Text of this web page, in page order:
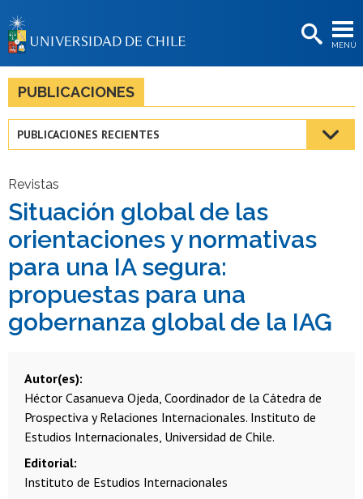
MENÚ
BIBLIOTECAS
LA UNIVERSIDAD
Estudiantes
Funcionarias/os
Egresadas/os
PUBLICACIONES
PUBLICACIONES RECIENTES
Revistas
Situación global de las
orientaciones y normativas
para una IA segura:
propuestas para una
gobernanza global de la IAG
Autor(es)
Héctor Casanueva Ojeda, Coordinador de la Cátedra de
Prospectiva y Relaciones Internacionales. Instituto de
Estudios Internacionales, Universidad de Chile.
Editorial
Instituto de Estudios Internacionales